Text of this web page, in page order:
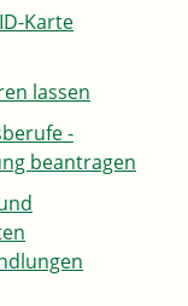
Karte
lassen
-
beantragen